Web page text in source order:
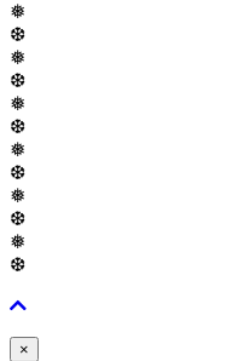
❅
❆
❅
❆
❅
❆
❅
❆
❅
❆
❅
❆
×